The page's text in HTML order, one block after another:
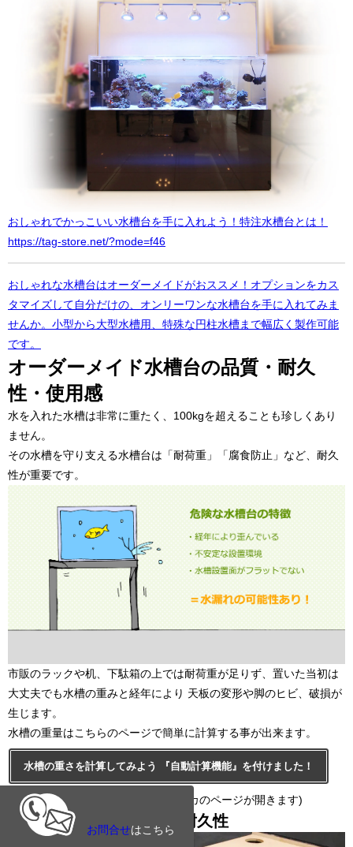
おしゃれでかっこいい水槽台を手に入れよう！特注水槽台とは！
https://tag-store.net/?mode=f46
おしゃれな水槽台はオーダーメイドがおススメ！オプションをカス
タマイズして自分だけの、オンリーワンな水槽台を手に入れてみま
せんか。小型から大型水槽用、特殊な円柱水槽まで幅広く製作可能
です。
オーダーメイド水槽台の品質・耐久
性・使用感
水を入れた水槽は非常に重たく、100kgを超えることも珍しくあり
ません。
その水槽を守り支える水槽台は「耐荷重」「腐食防止」など、耐久
性が重要です。
市販のラックや机、下駄箱の上では耐荷重が足りず、置いた当初は
大丈夫でも水槽の重みと経年により 天板の変形や脚のヒビ、破損が
生じます。
水槽の重量はこちらのページで簡単に計算する事が出来ます。
水槽の重さを計算してみよう 『自動計算機能』を付けました！
(アクアガーデン運営サイト・トロピカのページが開きます)
オーダーメイド水槽台の耐久性
お問合せはこちら